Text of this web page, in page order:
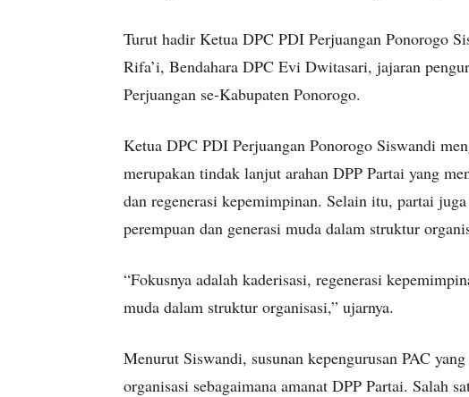
Turut hadir Ketua DPC PDI Perjuangan Ponorogo
Rifa’i, Bendahara DPC Evi Dwitasari, jajaran
Perjuangan se-Kabupaten Ponorogo.
Ketua DPC PDI Perjuangan Ponorogo Siswandi
merupakan tindak lanjut arahan DPP Partai yang
dan regenerasi kepemimpinan. Selain itu, partai
perempuan dan generasi muda dalam struktur
“Fokusnya adalah kaderisasi, regenerasi
muda dalam struktur organisasi,” ujarnya.
Menurut Siswandi, susunan kepengurusan PAC
organisasi sebagaimana amanat DPP Partai. Salah